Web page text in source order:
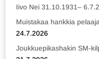
Iivo Nei 31.10.1931–
Muistakaa hankkia
24.7.2026
Joukkuepikashakin SM-